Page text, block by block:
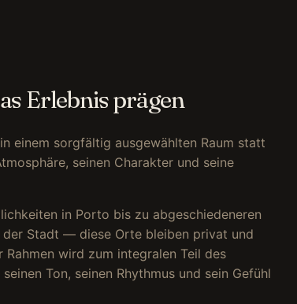
Erlebnis prägen
einem sorgfältig ausgewählten Raum statt
seinen Charakter und seine
in Porto bis zu abgeschiedeneren
der Stadt — diese Orte bleiben privat und
Rahmen wird zum integralen Teil des
Ton, seinen Rhythmus und sein Gefühl